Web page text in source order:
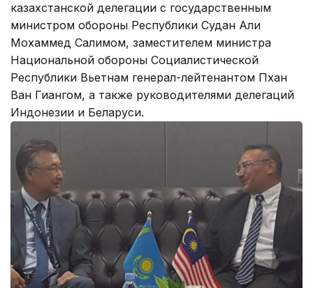
казахстанской делегации с государственным
министром обороны Республики Судан Али
Мохаммед Салимом, заместителем министра
Национальной обороны Социалистической
Республики Вьетнам генерал-лейтенантом Пхан
Ван Гиангом, а также руководителями делегаций
Индонезии и Беларуси.